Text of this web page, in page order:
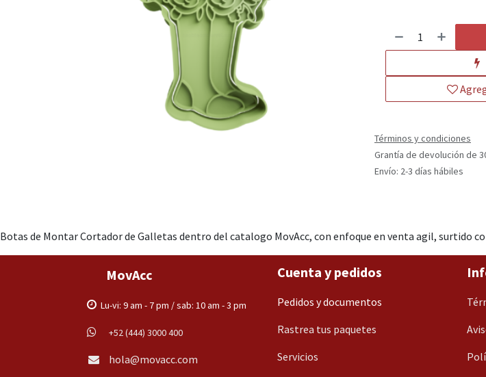
Términos y condiciones
Grantía de devolución de
Envío: 2-3 días hábiles
Botas de Montar Cortador de Galletas dentro del catalogo MovAcc, con enfoque en venta agil, surtido
MovAcc
Lu-vi: 9 am - 7 pm / sab: 10 am - 3 pm
+52 (444) 3000 400
hola@movacc.com
Cuenta y pedidos
Pedidos y documentos
Rastrea tus paquetes
Servicios